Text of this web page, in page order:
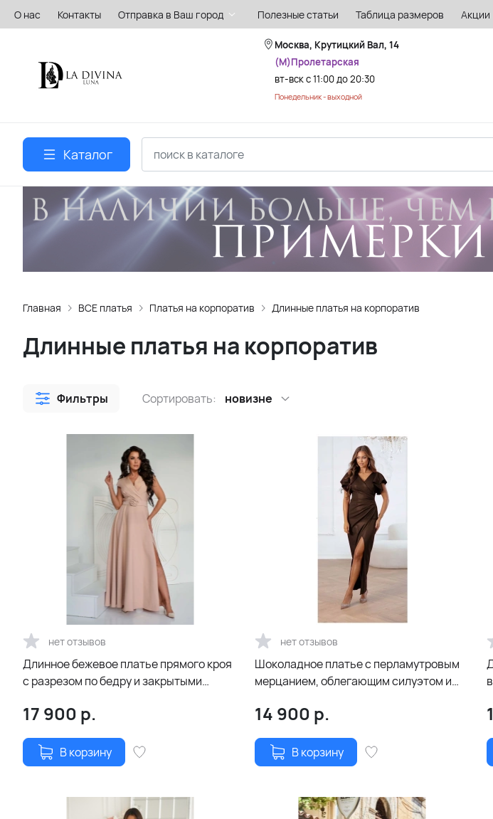
О нас Контакты Отправка в Ваш город Полезные статьи Таблица размеров Акции
Москва, Крутицкий Вал, 14
(М)Пролетарская
вт-вск с 11:00 до 20:30
Понедельник - выходной
Каталог
Главная ВСЕ платья Платья на корпоратив Длинные платья на корпоратив
Длинные платья на корпоратив
Фильтры Сортировать: новизне
нет отзывов
Длинное бежевое платье прямого кроя
с разрезом по бедру и закрытыми
17 900 р.
В корзину
нет отзывов
Шоколадное платье с перламутровым
мерцанием, облегающим силуэтом и
14 900 р.
В корзину